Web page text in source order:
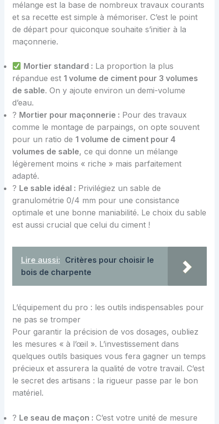
mélange est la base de nombreux travaux courants
et sa recette est simple à mémoriser. C’est le point
de départ pour quiconque souhaite s’initier à la
maçonnerie.
Mortier standard : La proportion la plus
répandue est 1 volume de ciment pour 3 volumes
de sable. On y ajoute environ un demi-volume
d’eau.
? Mortier pour maçonnerie : Pour des travaux
comme le montage de parpaings, on opte souvent
pour un ratio de 1 volume de ciment pour 4
volumes de sable, ce qui donne un mélange
légèrement moins « riche » mais parfaitement
adapté.
? Le sable idéal : Privilégiez un sable de
granulométrie 0/4 mm pour une consistance
optimale et une bonne maniabilité. Le choix du sable
est aussi crucial que celui du ciment !
Lire aussi: Critères pour choisir le
bois de charpente
L’équipement du pro : les outils indispensables pour
ne pas se tromper
Pour garantir la précision de vos dosages, oubliez
les mesures « à l’œil ». L’investissement dans
quelques outils basiques vous fera gagner un temps
précieux et assurera la qualité de votre travail. C’est
le secret des artisans : la rigueur passe par le bon
matériel.
? Le seau de maçon : C’est votre unité de mesure